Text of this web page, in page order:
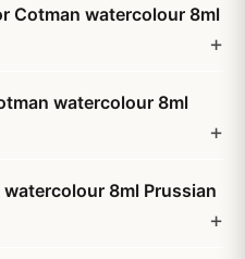
Cotman watercolour 8ml
watercolour 8ml
8ml Prussian